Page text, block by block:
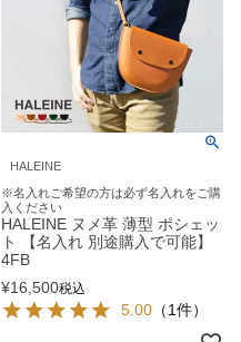
HALEINE
※名入れご希望の方は必ず名入れをご購
入ください
HALEINE ヌメ革 薄型 ポシェッ
ト 【名入れ 別途購入で可能】
4FB
¥16,500税込
5.00 （1件）